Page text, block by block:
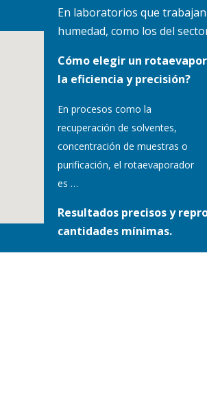
En laboratorios que
humedad, como los del
Cómo elegir un
la eficiencia y precisión?
En procesos como la
recuperación de solventes,
concentración de muestras o
purificación, el rotaevaporador
es …
Resultados precisos y
cantidades mínimas.